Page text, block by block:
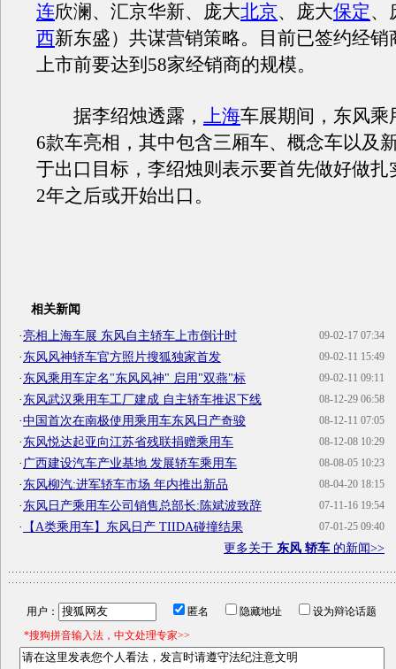
连欣澜、汇京华新、庞大北京、庞大保定、
西新东盛）共谋营销策略。目前已签约经销
上市前要达到58家经销商的规模。
据李绍烛透露， 上海车展期间，东风乘
6款车亮相，其中包含三厢车、概念车以及
于出口目标，李绍烛则表示要首先做好做扎
2年之后或开始出口。
相关新闻
09-02-17 07:34
·亮相上海车展 东风自主轿车上市倒计时
09-02-11 15:49
·东风风神轿车官方照片搜狐独家首发
09-02-11 09:11
·东风乘用车定名"东风风神" 启用"双燕"标
08-12-29 06:58
·东风武汉乘用车工厂建成 自主轿车推迟下线
08-12-11 07:05
·中国首次在南极使用乘用车东风日产奇骏
08-12-08 10:29
·东风悦达起亚向江苏省残联捐赠乘用车
08-08-05 10:23
· 广西建设汽车产业基地 发展轿车乘用车
08-04-20 18:15
·东风柳汽:进军轿车市场 年内推出新品
07-11-16 19:54
·东风日产乘用车公司销售总部长:陈斌波致辞
07-01-25 09:40
·
【A类乘用车】东风日产 TIIDA碰撞结果
更多关于 东风 轿车 的新闻>>
用户： 匿名 隐藏地址
设为辩论话题
*搜狗拼音输入法，中文处理专家>>